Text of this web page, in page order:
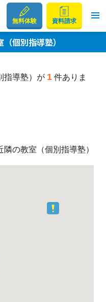
無料体験 資料請求
個別指導塾）
指導塾）が 1件ありま
隣の教室（個別指導塾）